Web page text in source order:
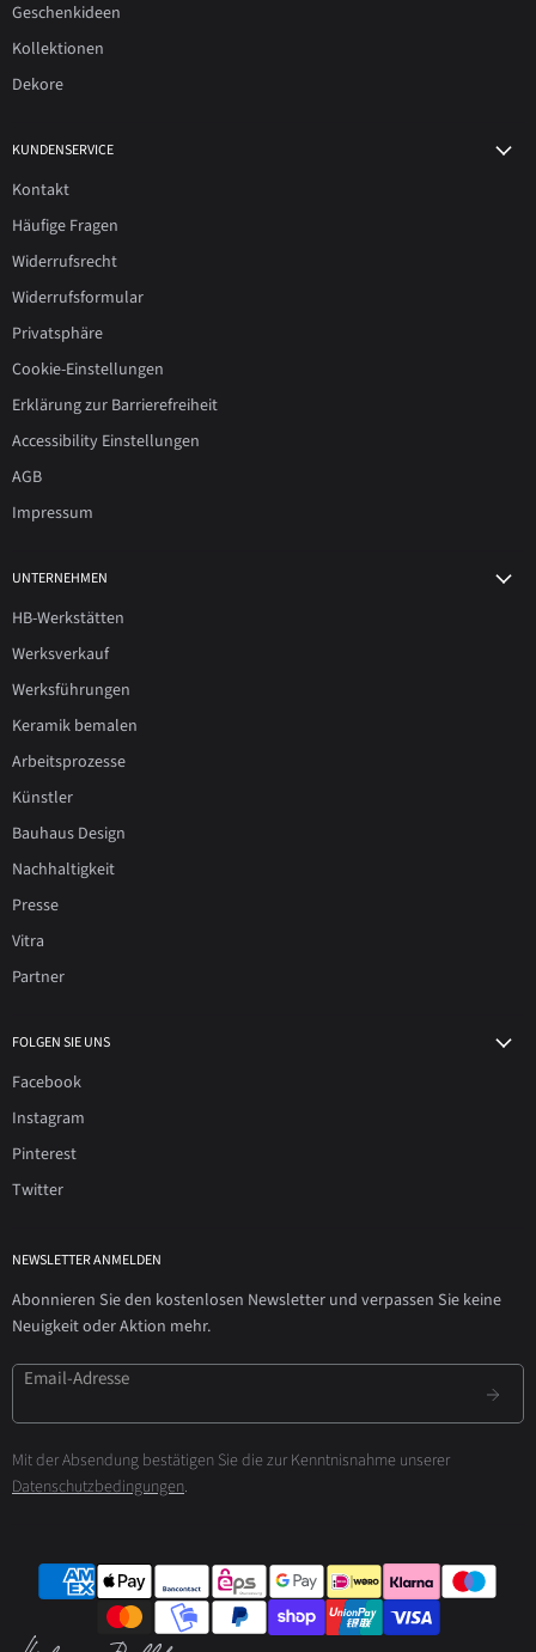
Geschenkideen
Kollektionen
Dekore
KUNDENSERVICE
Kontakt
Häufige Fragen
Widerrufsrecht
Widerrufsformular
Privatsphäre
Cookie-Einstellungen
Erklärung zur Barrierefreiheit
Accessibility Einstellungen
AGB
Impressum
UNTERNEHMEN
HB-Werkstätten
Werksverkauf
Werksführungen
Keramik bemalen
Arbeitsprozesse
Künstler
Bauhaus Design
Nachhaltigkeit
Presse
Vitra
Partner
FOLGEN SIE UNS
Facebook
Instagram
Pinterest
Twitter
NEWSLETTER ANMELDEN
Abonnieren Sie den kostenlosen Newsletter und verpassen Sie keine
Neuigkeit oder Aktion mehr.
Email-Adresse
Mit der Absendung bestätigen Sie die zur Kenntnisnahme unserer
Datenschutzbedingungen.